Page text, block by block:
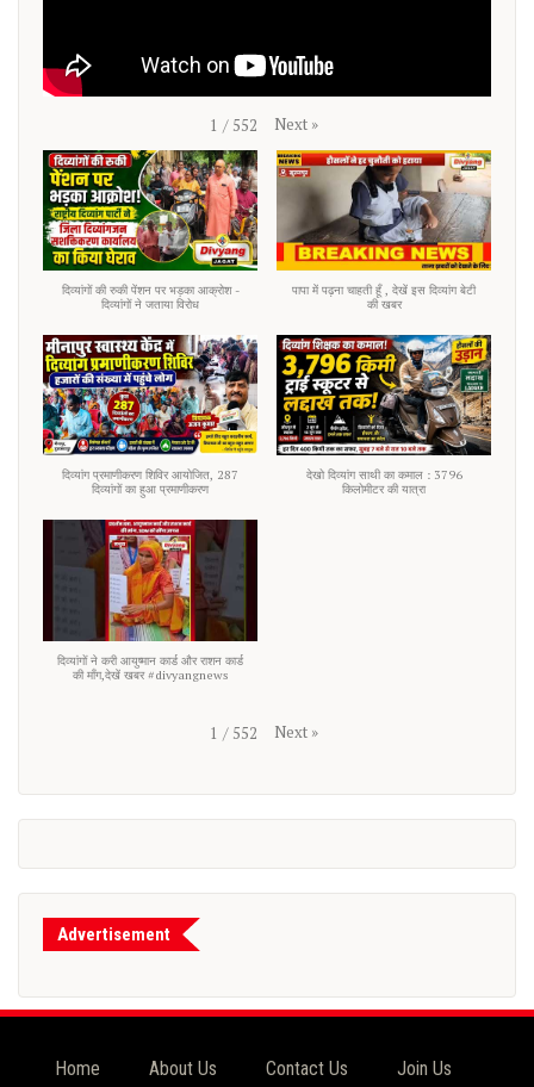
1 / 552 Next »
दिव्यांगों की रुकी पेंशन पर भड़का आक्रोश -
दिव्यांगों ने जताया विरोध
पापा में पढ़ना चाहती हूँ , देखें इस दिव्यांग बेटी
की खबर
दिव्यांग प्रमाणीकरण शिविर आयोजित, 287
दिव्यांगों का हुआ प्रमाणीकरण
देखो दिव्यांग साथी का कमाल : 3796
किलोमीटर की यात्रा
दिव्यांगों ने करी आयुष्मान कार्ड और राशन कार्ड
की माँग,देखें खबर #divyangnews
1 / 552 Next »
Advertisement
Home About Us Contact Us Join Us